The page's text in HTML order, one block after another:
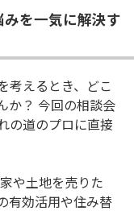
を一気に解決す
考えるとき、どこ
か？ 今回の相談会
の道のプロに直接
家や土地を売りた
有効活用や住み替